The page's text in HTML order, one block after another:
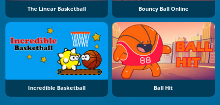
The Linear Basketball Bouncy Ball Online
Incredible Basketball Ball Hit